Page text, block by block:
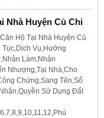
Nhà Huyện Củ Chi
Hộ Tại Nhà Huyện Củ
Tục,Dịch Vụ,Hướng
Làm,Nhận
Nhượng,Tại Nhà,Cho
Chứng,Sang Tên,Sổ
Sử Dụng Đất